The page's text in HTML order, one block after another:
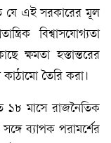
যে এই সরকারের মূল
বিশ্বাসযোগ্যতা
ক্ষমতা হস্তান্তরের
তৈরি করা।
১৮ মাসে রাজনৈতিক
ব্যাপক পরামর্শের